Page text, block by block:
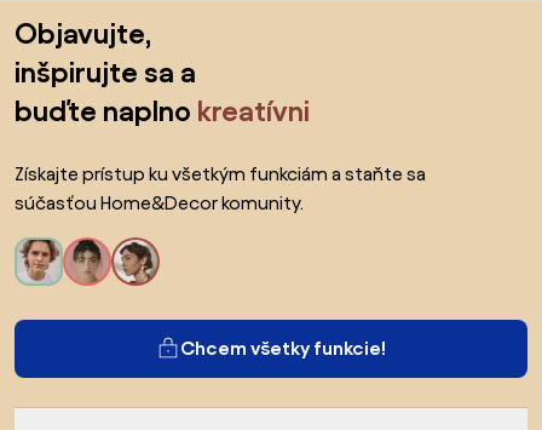
Objavujte,
inšpirujte sa a
buďte naplno kreatívni
Získajte prístup ku všetkým funkciám a staňte sa
súčasťou Home&Decor komunity.
Chcem všetky funkcie!